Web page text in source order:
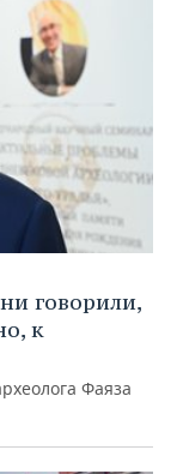
говорили,
к
Фаяза